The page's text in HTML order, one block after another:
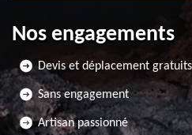
Nos engagements
Devis et déplacement gratuits
Sans engagement
Artisan passionné